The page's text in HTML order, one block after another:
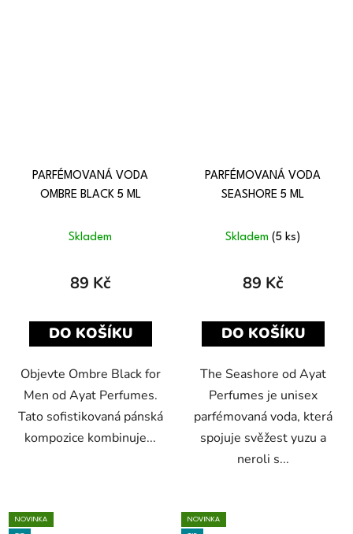
PARFÉMOVANÁ VODA
OMBRE BLACK 5 ML
Skladem
89 Kč
DO KOŠÍKU
Objevte Ombre Black for
Men od Ayat Perfumes.
Tato sofistikovaná pánská
kompozice kombinuje...
PARFÉMOVANÁ VODA
SEASHORE 5 ML
Skladem (5 ks)
89 Kč
DO KOŠÍKU
The Seashore od Ayat
Perfumes je unisex
parfémovaná voda, která
spojuje svěžest yuzu a
neroli s...
NOVINKA NOVINKA